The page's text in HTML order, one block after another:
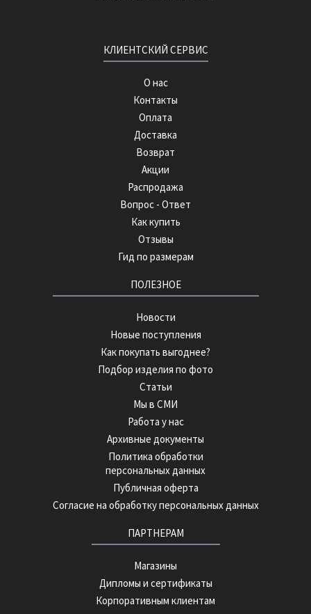
КЛИЕНТСКИЙ СЕРВИС
О нас
Контакты
Оплата
Доставка
Возврат
Акции
Распродажа
Вопрос - Ответ
Как купить
Отзывы
Гид по размерам
ПОЛЕЗНОЕ
Новости
Новые поступления
Как покупать выгоднее?
Подбор изделия по фото
Статьи
Мы в СМИ
Работа у нас
Архивные документы
Политика обработки
персональных данных
Публичная оферта
Согласие на обработку персональных данных
ПАРТНЕРАМ
Магазины
Дипломы и сертификаты
Корпоративным клиентам